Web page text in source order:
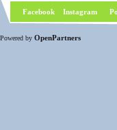
Facebook Instagram
Powered by OpenPartners